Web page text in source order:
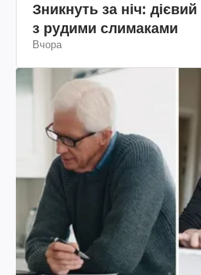
Зникнуть за ніч:
з рудими слимаками
Вчора